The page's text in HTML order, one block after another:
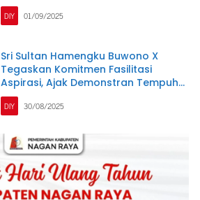
DIY 01/09/2025
Sri Sultan Hamengku Buwono X
Tegaskan Komitmen Fasilitasi
Aspirasi, Ajak Demonstran Tempuh
Jalur Tertib
DIY 30/08/2025